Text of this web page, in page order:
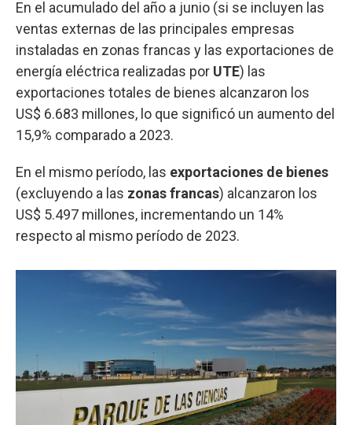
En el acumulado del año a junio (si se incluyen las
ventas externas de las principales empresas
instaladas en zonas francas y las exportaciones de
energía eléctrica realizadas por UTE) las
exportaciones totales de bienes alcanzaron los
US$ 6.683 millones, lo que significó un aumento del
15,9% comparado a 2023.
En el mismo período, las exportaciones de bienes
(excluyendo a las zonas francas) alcanzaron los
US$ 5.497 millones, incrementando un 14%
respecto al mismo período de 2023.